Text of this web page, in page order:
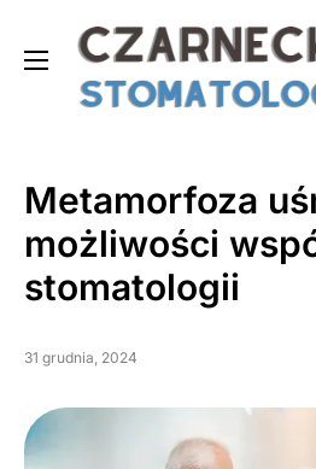
Metamorfoza
możliwości
stomatologii
31 grudnia, 2024